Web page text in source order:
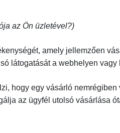
az Ön üzletével?)
amely jellemzően
látogatását a webhelyen
hogy egy vásárló
az ügyfél utolsó vásárlása